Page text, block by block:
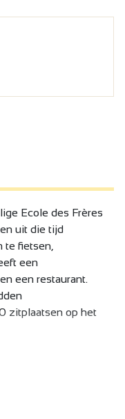
Ecole des Frères
uit die tijd
te fietsen,
een
een restaurant.
zitplaatsen op het